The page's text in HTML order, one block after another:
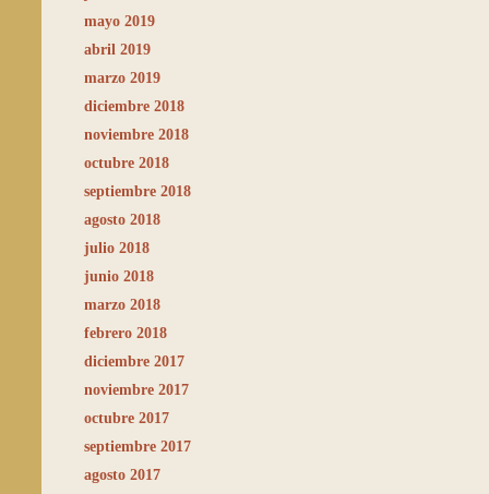
mayo 2019
abril 2019
marzo 2019
diciembre 2018
noviembre 2018
octubre 2018
septiembre 2018
agosto 2018
julio 2018
junio 2018
marzo 2018
febrero 2018
diciembre 2017
noviembre 2017
octubre 2017
septiembre 2017
agosto 2017